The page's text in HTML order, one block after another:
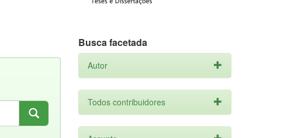
Busca facetada
Autor
Todos contribuidores